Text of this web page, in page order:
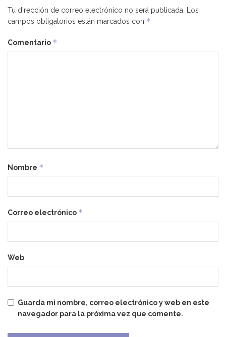
Tu dirección de correo electrónico no será publicada. Los
campos obligatorios están marcados con *
Comentario *
Nombre *
Correo electrónico *
Web
Guarda mi nombre, correo electrónico y web en este
navegador para la próxima vez que comente.